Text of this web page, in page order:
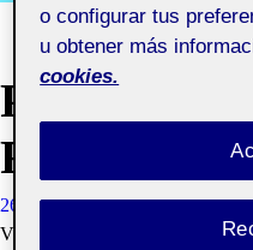
RED
26 NOVIEMBRE, 2020
VISIBILIDAD: PÚBLICA
o configurar tus
u obtener más
cookies.